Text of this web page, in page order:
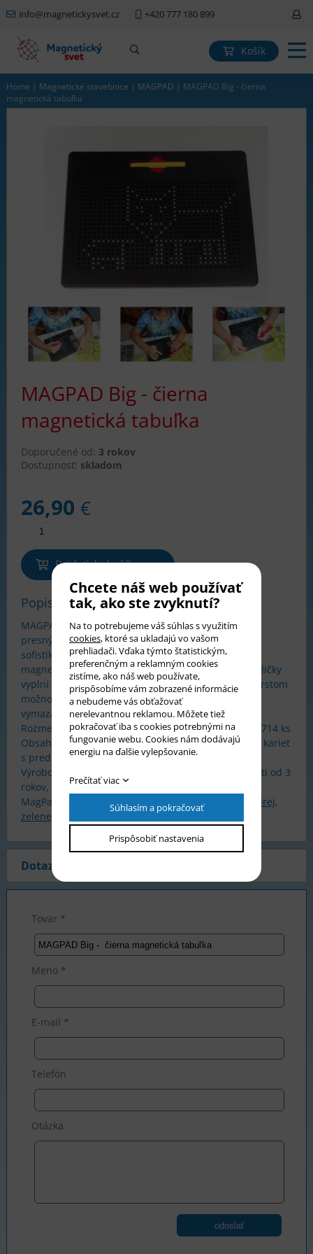
info@magnetickysvet.cz +420 777 180 899
Košík
Home | Magnetické stavebnice | MAGPAD | MAGPAD Big - čierna
magnetická tabuľka
MAGPAD Big - čierna
magnetická tabuľka
Doporučené od: 3 rokov
Dostupnosť: skladom
26,90 €
Pridať do košíka
Popis tovaru
MAGPAD Big tabuľka má mriežku obsahujúcu 714
presných okrúhlych otvorov, v ktorých sa vďaka
sofistikovanému magnetickému stylusu objavia
magnetické guličky. Po priblížení pera k tabuľke, guličky
vyplní otvory a tým vznikajú požadované obrazce. Prstom
možno guličky zastrčiť späť a obrázok opraviť alebo
vymazať.
Rozmer tabuľky: 315 x 255 x 15 mm, počet guličiek: 714 ks
Obsah balenia: tabuľka s perom, 10 ks papierových kariet
s predlohami.
Výrobok je certifikovaný podľa EN 71, určený pre deti od 3
rokov, vhodný tiež pre škôlky a školy.
MagPad Big ponúkame tiež v
čiernej červenej modrej,
zelenej,
Dotaz na produkt
Tovar *
Meno *
E-mail *
Telefón
Otázka
odoslať
Chcete náš web používať
tak, ako ste zvyknutí?
Na to potrebujeme váš súhlas s využitím
cookies, ktoré sa ukladajú vo vašom
prehliadači. Vďaka týmto štatistickým,
preferenčným a reklamným cookies
zistíme, ako náš web používate,
prispôsobíme vám zobrazené informácie
a nebudeme vás obťažovať
nerelevantnou reklamou. Môžete tiež
pokračovať iba s cookies potrebnými na
fungovanie webu. Cookies nám dodávajú
energiu na ďalšie vylepšovanie.
Prečítať viac
Súhlasím a pokračovať
Prispôsobiť nastavenia